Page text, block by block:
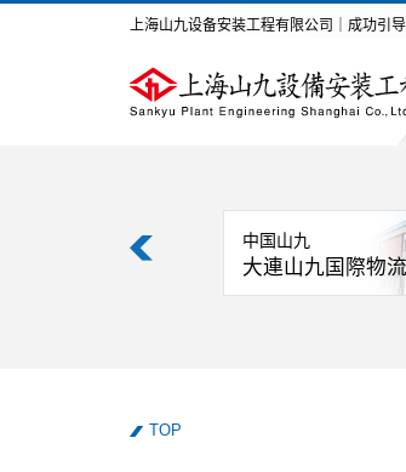
上海山九设备安装工程有限公司｜成功引
物流有限公司
中国山九
大連山九国際物
TOP